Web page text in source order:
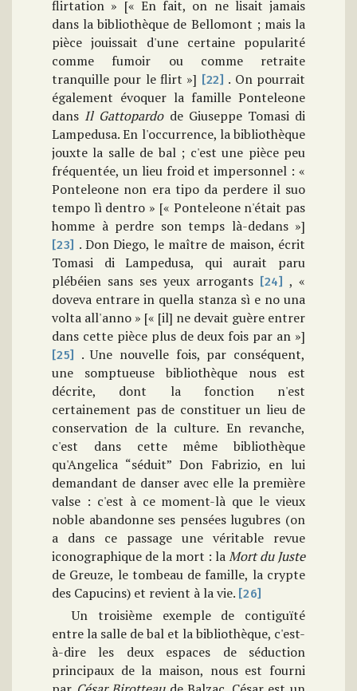
flirtation » [« En fait, on ne lisait jamais
dans la bibliothèque de Bellomont ; mais la
pièce jouissait d'une certaine popularité
comme fumoir ou comme retraite
tranquille pour le flirt »] [22] . On pourrait
également évoquer la famille Ponteleone
dans Il Gattopardo de Giuseppe Tomasi di
Lampedusa. En l'occurrence, la bibliothèque
jouxte la salle de bal ; c'est une pièce peu
fréquentée, un lieu froid et impersonnel : «
Ponteleone non era tipo da perdere il suo
tempo lì dentro » [« Ponteleone n'était pas
homme à perdre son temps là-dedans »]
[23] . Don Diego, le maître de maison, écrit
Tomasi di Lampedusa, qui aurait paru
plébéien sans ses yeux arrogants
[24]
, «
doveva entrare in quella stanza sì e no una
volta all'anno » [« [il] ne devait guère entrer
dans cette pièce plus de deux fois par an »]
[25]
. Une nouvelle fois, par conséquent,
une somptueuse bibliothèque nous est
décrite, dont la fonction n'est
certainement pas de constituer un lieu de
conservation de la culture. En revanche,
c'est dans cette même bibliothèque
qu'Angelica “séduit” Don Fabrizio, en lui
demandant de danser avec elle la première
valse : c'est à ce moment-là que le vieux
noble abandonne ses pensées lugubres (on
a dans ce passage une véritable revue
iconographique de la mort : laMort du Juste
de Greuze, le tombeau de famille, la crypte
des Capucins) et revient à la vie. [26]
Un troisième exemple de contiguïté
entre la salle de bal et la bibliothèque, c'est-
à-dire les deux espaces de séduction
principaux de la maison, nous est fourni